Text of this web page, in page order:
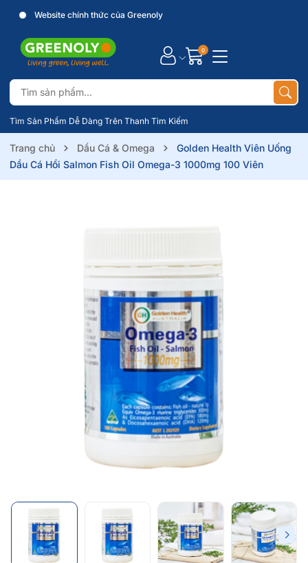
Website chính thức của Greenoly
Tìm Sản Phẩm Dễ Dàng Trên Thanh Tìm Kiếm
0
Trang chủ Dầu Cá & Omega
Golden Health Viên Uống
Dầu Cá Hồi Salmon Fish Oil Omega-3 1000mg 100 Viên